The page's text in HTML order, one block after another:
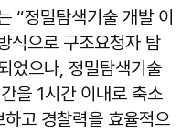
“정밀탐색기술 개발 이
식으로 구조요청자 탐
었으나, 정밀탐색기술
을 1시간 이내로 축소
고 경찰력을 효율적으